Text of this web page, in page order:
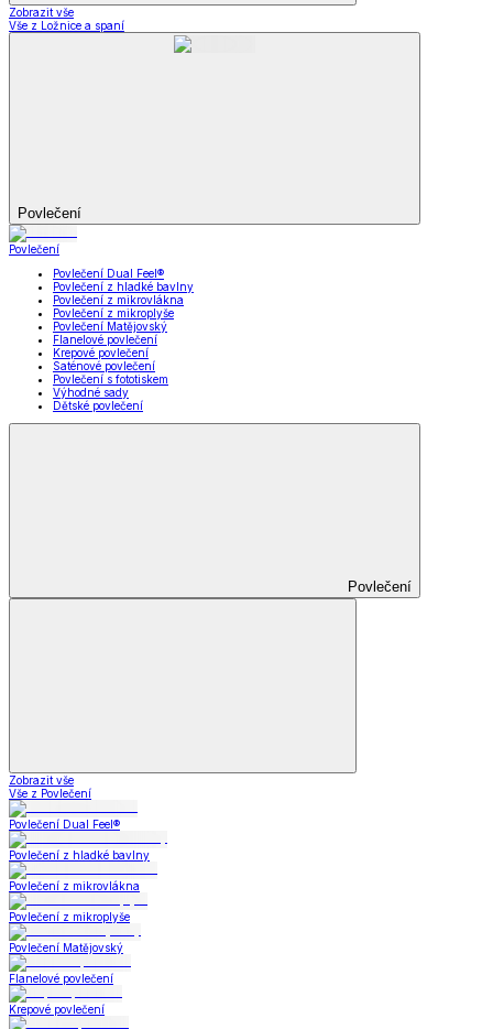
Zobrazit vše
Vše z Ložnice a spaní
Povlečení
Povlečení
Povlečení Dual Feel®
Povlečení z hladké bavlny
Povlečení z mikrovlákna
Povlečení z mikroplyše
Povlečení Matějovský
Flanelové povlečení
Krepové povlečení
Saténové povlečení
Povlečení s fototiskem
Výhodné sady
Dětské povlečení
Povlečení
Zobrazit vše
Vše z Povlečení
Povlečení Dual Feel®
Povlečení z hladké bavlny
Povlečení z mikrovlákna
Povlečení z mikroplyše
Povlečení Matějovský
Flanelové povlečení
Krepové povlečení